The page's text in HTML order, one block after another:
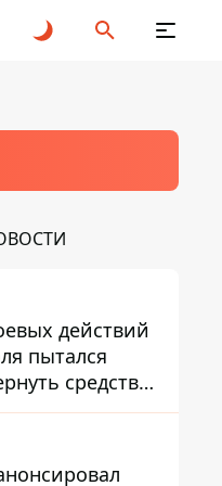
действий
пытался
средства
счета в
каким было